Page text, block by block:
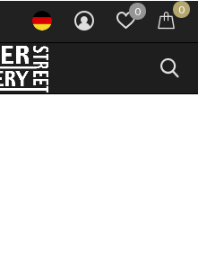
0 0